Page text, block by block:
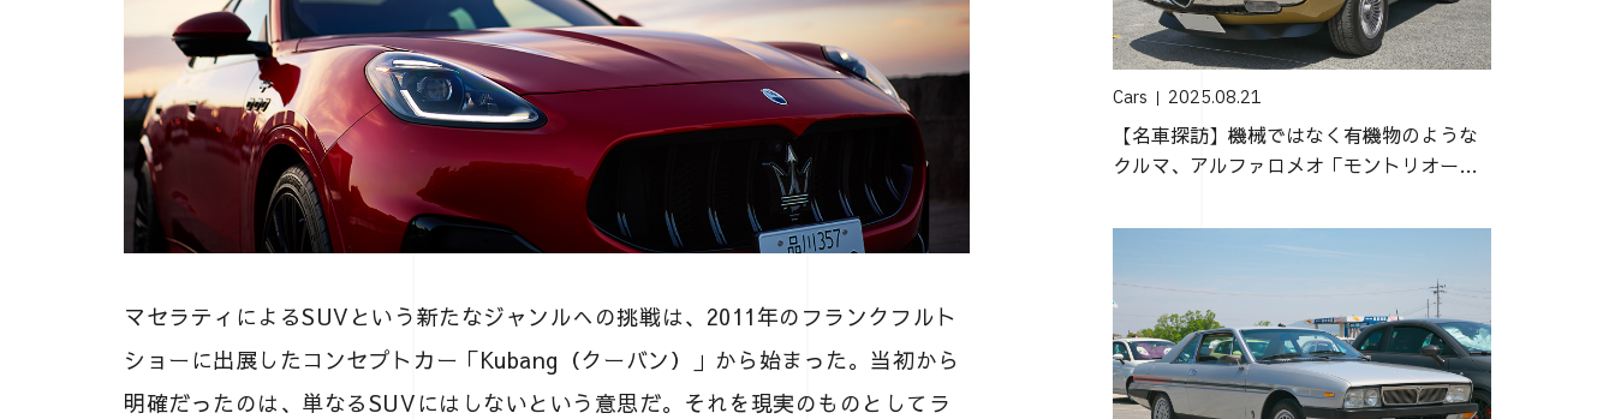
マセラティによるSUVという新たなジャンルへの挑戦は、2011年のフランクフルト
ショーに出展したコンセプトカー「Kubang（クーバン）」から始まった。当初から
明確だったのは、単なるSUVにはしないという意思だ。それを現実のものとしてラ
Cars 2025.08.21
【名車探訪】機械ではなく有機物のような
クルマ、アルファロメオ「モントリオー